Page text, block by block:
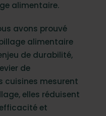
alimentaire.
avons prouvé
alimentaire
de durabilité,
de
cuisines mesurent
elles réduisent
et